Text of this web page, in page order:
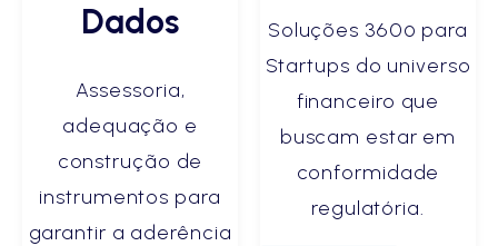
Dados
Assessoria,
adequação e
construção de
instrumentos para
garantir a aderência
Soluções 360º para
Startups do universo
financeiro que
buscam estar em
conformidade
regulatória.